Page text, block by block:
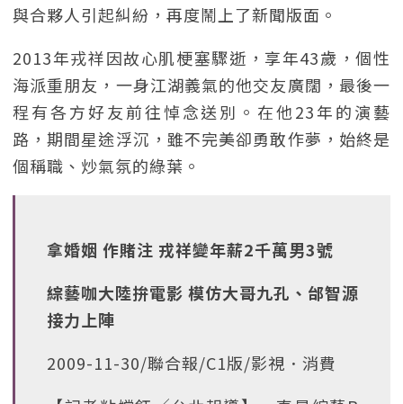
與合夥人引起糾紛，再度鬧上了新聞版面。
2013年戎祥因故心肌梗塞驟逝，享年43歲，個性
海派重朋友，一身江湖義氣的他交友廣闊，最後一
程有各方好友前往悼念送別。在他23年的演藝
路，期間星途浮沉，雖不完美卻勇敢作夢，始終是
個稱職、炒氣氛的綠葉。
拿婚姻 作賭注 戎祥變年薪2千萬男3號
綜藝咖大陸拚電影 模仿大哥九孔、邰智源
接力上陣
2009-11-30/聯合報/C1版/影視．消費